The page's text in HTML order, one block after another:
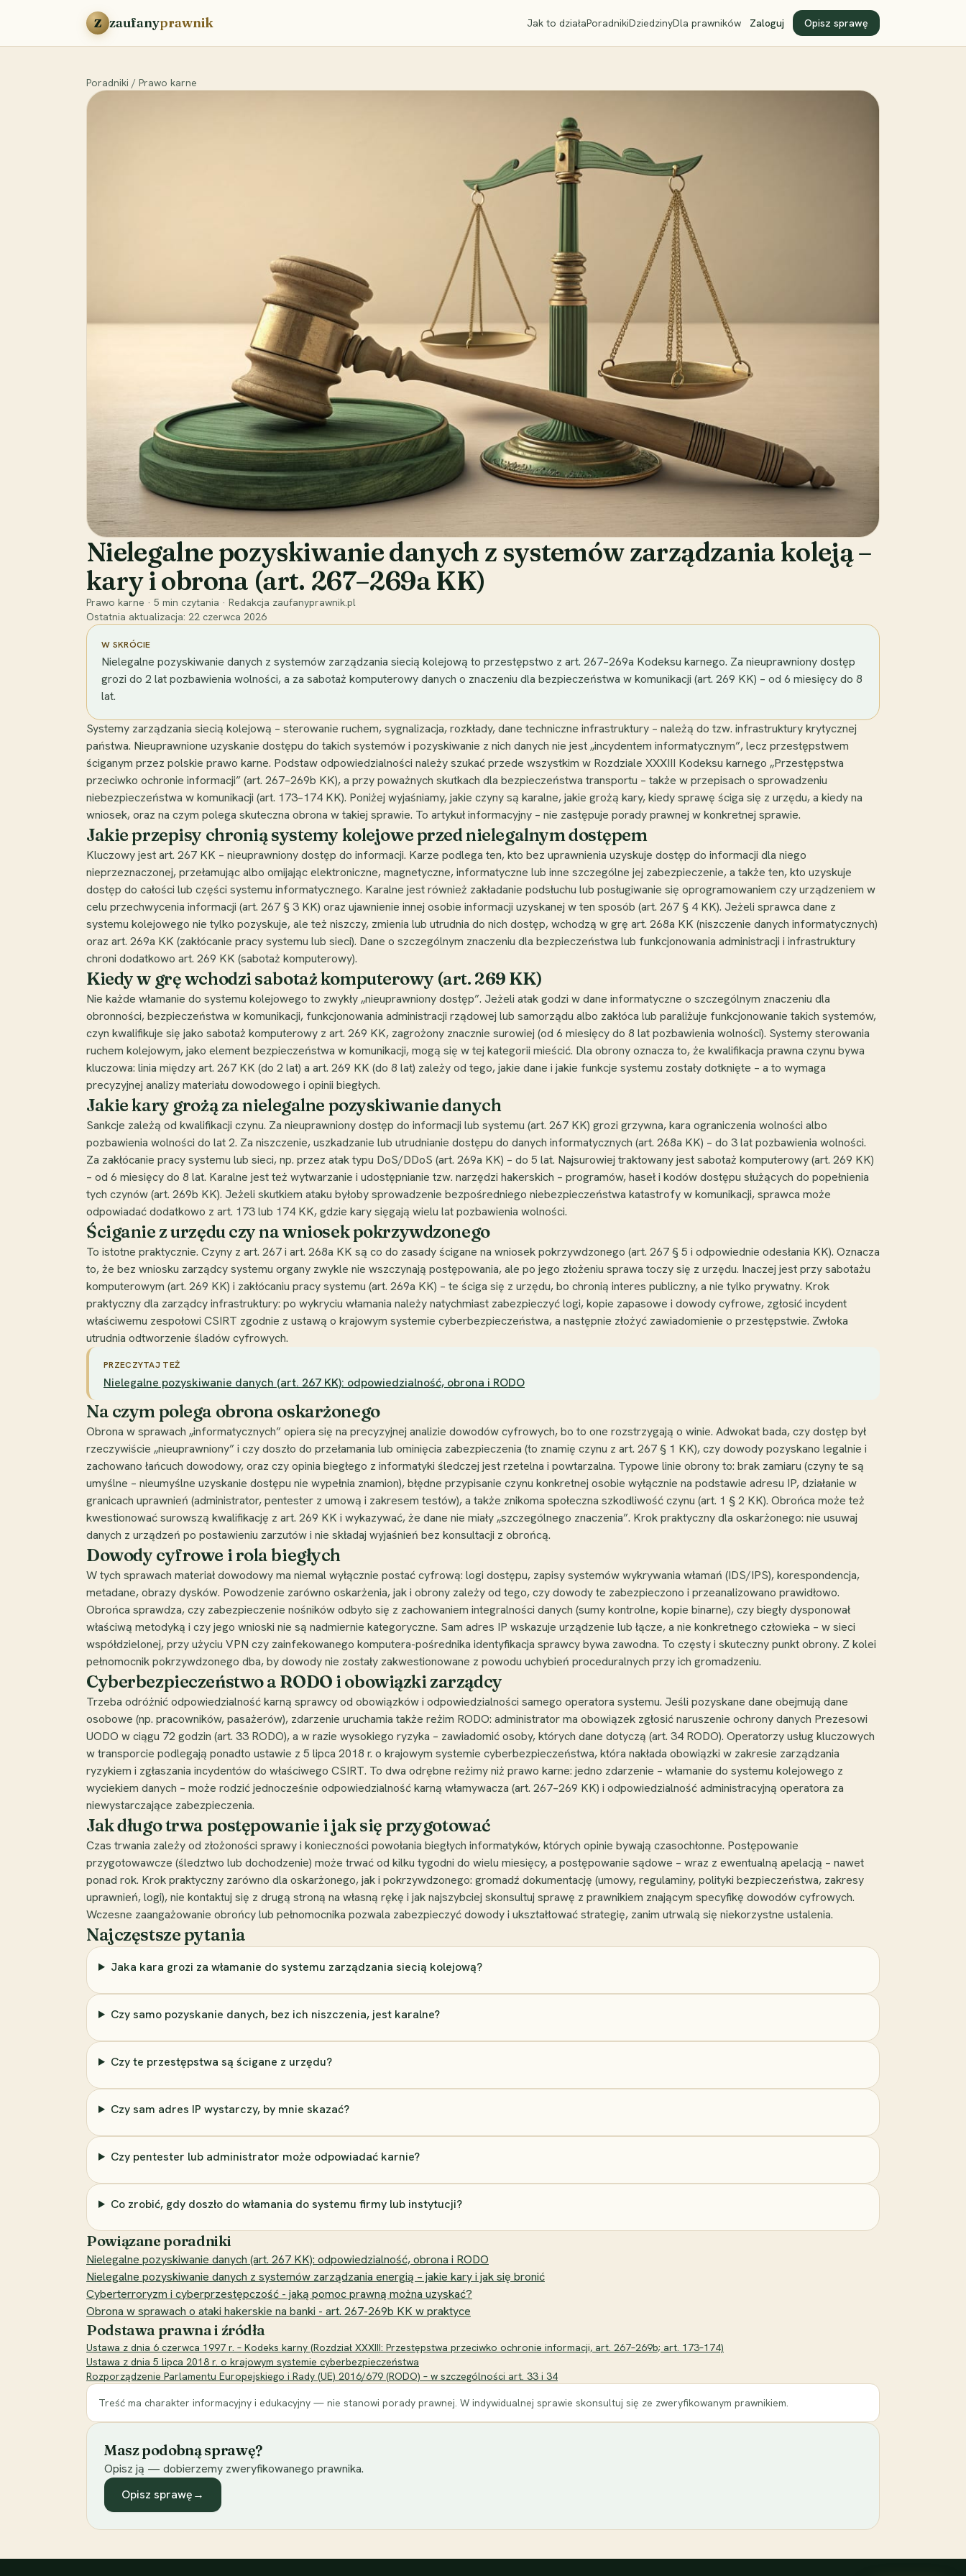
Przejdź do treści
Z zaufanyprawnik Jak to działaPoradnikiDziedzinyDla prawników Zaloguj Opisz sprawę
Poradniki / Prawo karne
Nielegalne pozyskiwanie danych z systemów zarządzania koleją –
kary i obrona (art. 267–269a KK)
Prawo karne · 5 min czytania · Redakcja zaufanyprawnik.pl
Ostatnia aktualizacja: 22 czerwca 2026
W SKRÓCIE
Nielegalne pozyskiwanie danych z systemów zarządzania siecią kolejową to przestępstwo z art. 267–269a Kodeksu karnego. Za nieuprawniony dostęp
grozi do 2 lat pozbawienia wolności, a za sabotaż komputerowy danych o znaczeniu dla bezpieczeństwa w komunikacji (art. 269 KK) – od 6 miesięcy do 8
lat.
Systemy zarządzania siecią kolejową – sterowanie ruchem, sygnalizacja, rozkłady, dane techniczne infrastruktury – należą do tzw. infrastruktury krytycznej
państwa. Nieuprawnione uzyskanie dostępu do takich systemów i pozyskiwanie z nich danych nie jest „incydentem informatycznym”, lecz przestępstwem
ściganym przez polskie prawo karne. Podstaw odpowiedzialności należy szukać przede wszystkim w Rozdziale XXXIII Kodeksu karnego „Przestępstwa
przeciwko ochronie informacji” (art. 267–269b KK), a przy poważnych skutkach dla bezpieczeństwa transportu – także w przepisach o sprowadzeniu
niebezpieczeństwa w komunikacji (art. 173–174 KK). Poniżej wyjaśniamy, jakie czyny są karalne, jakie grożą kary, kiedy sprawę ściga się z urzędu, a kiedy na
wniosek, oraz na czym polega skuteczna obrona w takiej sprawie. To artykuł informacyjny – nie zastępuje porady prawnej w konkretnej sprawie.
Jakie przepisy chronią systemy kolejowe przed nielegalnym dostępem
Kluczowy jest art. 267 KK – nieuprawniony dostęp do informacji. Karze podlega ten, kto bez uprawnienia uzyskuje dostęp do informacji dla niego
nieprzeznaczonej, przełamując albo omijając elektroniczne, magnetyczne, informatyczne lub inne szczególne jej zabezpieczenie, a także ten, kto uzyskuje
dostęp do całości lub części systemu informatycznego. Karalne jest również zakładanie podsłuchu lub posługiwanie się oprogramowaniem czy urządzeniem w
celu przechwycenia informacji (art. 267 § 3 KK) oraz ujawnienie innej osobie informacji uzyskanej w ten sposób (art. 267 § 4 KK). Jeżeli sprawca dane z
systemu kolejowego nie tylko pozyskuje, ale też niszczy, zmienia lub utrudnia do nich dostęp, wchodzą w grę art. 268a KK (niszczenie danych informatycznych)
oraz art. 269a KK (zakłócanie pracy systemu lub sieci). Dane o szczególnym znaczeniu dla bezpieczeństwa lub funkcjonowania administracji i infrastruktury
chroni dodatkowo art. 269 KK (sabotaż komputerowy).
Kiedy w grę wchodzi sabotaż komputerowy (art. 269 KK)
Nie każde włamanie do systemu kolejowego to zwykły „nieuprawniony dostęp”. Jeżeli atak godzi w dane informatyczne o szczególnym znaczeniu dla
obronności, bezpieczeństwa w komunikacji, funkcjonowania administracji rządowej lub samorządu albo zakłóca lub paraliżuje funkcjonowanie takich systemów,
czyn kwalifikuje się jako sabotaż komputerowy z art. 269 KK, zagrożony znacznie surowiej (od 6 miesięcy do 8 lat pozbawienia wolności). Systemy sterowania
ruchem kolejowym, jako element bezpieczeństwa w komunikacji, mogą się w tej kategorii mieścić. Dla obrony oznacza to, że kwalifikacja prawna czynu bywa
kluczowa: linia między art. 267 KK (do 2 lat) a art. 269 KK (do 8 lat) zależy od tego, jakie dane i jakie funkcje systemu zostały dotknięte – a to wymaga
precyzyjnej analizy materiału dowodowego i opinii biegłych.
Jakie kary grożą za nielegalne pozyskiwanie danych
Sankcje zależą od kwalifikacji czynu. Za nieuprawniony dostęp do informacji lub systemu (art. 267 KK) grozi grzywna, kara ograniczenia wolności albo
pozbawienia wolności do lat 2. Za niszczenie, uszkadzanie lub utrudnianie dostępu do danych informatycznych (art. 268a KK) – do 3 lat pozbawienia wolności.
Za zakłócanie pracy systemu lub sieci, np. przez atak typu DoS/DDoS (art. 269a KK) – do 5 lat. Najsurowiej traktowany jest sabotaż komputerowy (art. 269 KK)
– od 6 miesięcy do 8 lat. Karalne jest też wytwarzanie i udostępnianie tzw. narzędzi hakerskich – programów, haseł i kodów dostępu służących do popełnienia
tych czynów (art. 269b KK). Jeżeli skutkiem ataku byłoby sprowadzenie bezpośredniego niebezpieczeństwa katastrofy w komunikacji, sprawca może
odpowiadać dodatkowo z art. 173 lub 174 KK, gdzie kary sięgają wielu lat pozbawienia wolności.
Ściganie z urzędu czy na wniosek pokrzywdzonego
To istotne praktycznie. Czyny z art. 267 i art. 268a KK są co do zasady ścigane na wniosek pokrzywdzonego (art. 267 § 5 i odpowiednie odesłania KK). Oznacza
to, że bez wniosku zarządcy systemu organy zwykle nie wszczynają postępowania, ale po jego złożeniu sprawa toczy się z urzędu. Inaczej jest przy sabotażu
komputerowym (art. 269 KK) i zakłócaniu pracy systemu (art. 269a KK) – te ściga się z urzędu, bo chronią interes publiczny, a nie tylko prywatny. Krok
praktyczny dla zarządcy infrastruktury: po wykryciu włamania należy natychmiast zabezpieczyć logi, kopie zapasowe i dowody cyfrowe, zgłosić incydent
właściwemu zespołowi CSIRT zgodnie z ustawą o krajowym systemie cyberbezpieczeństwa, a następnie złożyć zawiadomienie o przestępstwie. Zwłoka
utrudnia odtworzenie śladów cyfrowych.
PRZECZYTAJ TEŻ
Nielegalne pozyskiwanie danych (art. 267 KK): odpowiedzialność, obrona i RODO
Na czym polega obrona oskarżonego
Obrona w sprawach „informatycznych” opiera się na precyzyjnej analizie dowodów cyfrowych, bo to one rozstrzygają o winie. Adwokat bada, czy dostęp był
rzeczywiście „nieuprawniony” i czy doszło do przełamania lub ominięcia zabezpieczenia (to znamię czynu z art. 267 § 1 KK), czy dowody pozyskano legalnie i
zachowano łańcuch dowodowy, oraz czy opinia biegłego z informatyki śledczej jest rzetelna i powtarzalna. Typowe linie obrony to: brak zamiaru (czyny te są
umyślne – nieumyślne uzyskanie dostępu nie wypełnia znamion), błędne przypisanie czynu konkretnej osobie wyłącznie na podstawie adresu IP, działanie w
granicach uprawnień (administrator, pentester z umową i zakresem testów), a także znikoma społeczna szkodliwość czynu (art. 1 § 2 KK). Obrońca może też
kwestionować surowszą kwalifikację z art. 269 KK i wykazywać, że dane nie miały „szczególnego znaczenia”. Krok praktyczny dla oskarżonego: nie usuwaj
danych z urządzeń po postawieniu zarzutów i nie składaj wyjaśnień bez konsultacji z obrońcą.
Dowody cyfrowe i rola biegłych
W tych sprawach materiał dowodowy ma niemal wyłącznie postać cyfrową: logi dostępu, zapisy systemów wykrywania włamań (IDS/IPS), korespondencja,
metadane, obrazy dysków. Powodzenie zarówno oskarżenia, jak i obrony zależy od tego, czy dowody te zabezpieczono i przeanalizowano prawidłowo.
Obrońca sprawdza, czy zabezpieczenie nośników odbyło się z zachowaniem integralności danych (sumy kontrolne, kopie binarne), czy biegły dysponował
właściwą metodyką i czy jego wnioski nie są nadmiernie kategoryczne. Sam adres IP wskazuje urządzenie lub łącze, a nie konkretnego człowieka – w sieci
współdzielonej, przy użyciu VPN czy zainfekowanego komputera-pośrednika identyfikacja sprawcy bywa zawodna. To częsty i skuteczny punkt obrony. Z kolei
pełnomocnik pokrzywdzonego dba, by dowody nie zostały zakwestionowane z powodu uchybień proceduralnych przy ich gromadzeniu.
Cyberbezpieczeństwo a RODO i obowiązki zarządcy
Trzeba odróżnić odpowiedzialność karną sprawcy od obowiązków i odpowiedzialności samego operatora systemu. Jeśli pozyskane dane obejmują dane
osobowe (np. pracowników, pasażerów), zdarzenie uruchamia także reżim RODO: administrator ma obowiązek zgłosić naruszenie ochrony danych Prezesowi
UODO w ciągu 72 godzin (art. 33 RODO), a w razie wysokiego ryzyka – zawiadomić osoby, których dane dotyczą (art. 34 RODO). Operatorzy usług kluczowych
w transporcie podlegają ponadto ustawie z 5 lipca 2018 r. o krajowym systemie cyberbezpieczeństwa, która nakłada obowiązki w zakresie zarządzania
ryzykiem i zgłaszania incydentów do właściwego CSIRT. To dwa odrębne reżimy niż prawo karne: jedno zdarzenie – włamanie do systemu kolejowego z
wyciekiem danych – może rodzić jednocześnie odpowiedzialność karną włamywacza (art. 267–269 KK) i odpowiedzialność administracyjną operatora za
niewystarczające zabezpieczenia.
Jak długo trwa postępowanie i jak się przygotować
Czas trwania zależy od złożoności sprawy i konieczności powołania biegłych informatyków, których opinie bywają czasochłonne. Postępowanie
przygotowawcze (śledztwo lub dochodzenie) może trwać od kilku tygodni do wielu miesięcy, a postępowanie sądowe – wraz z ewentualną apelacją – nawet
ponad rok. Krok praktyczny zarówno dla oskarżonego, jak i pokrzywdzonego: gromadź dokumentację (umowy, regulaminy, polityki bezpieczeństwa, zakresy
uprawnień, logi), nie kontaktuj się z drugą stroną na własną rękę i jak najszybciej skonsultuj sprawę z prawnikiem znającym specyfikę dowodów cyfrowych.
Wczesne zaangażowanie obrońcy lub pełnomocnika pozwala zabezpieczyć dowody i ukształtować strategię, zanim utrwalą się niekorzystne ustalenia.
Najczęstsze pytania
Jaka kara grozi za włamanie do systemu zarządzania siecią kolejową?
Czy samo pozyskanie danych, bez ich niszczenia, jest karalne?
Czy te przestępstwa są ścigane z urzędu?
Czy sam adres IP wystarczy, by mnie skazać?
Czy pentester lub administrator może odpowiadać karnie?
Co zrobić, gdy doszło do włamania do systemu firmy lub instytucji?
Powiązane poradniki
Nielegalne pozyskiwanie danych (art. 267 KK): odpowiedzialność, obrona i RODO
Nielegalne pozyskiwanie danych z systemów zarządzania energią – jakie kary i jak się bronić
Cyberterroryzm i cyberprzestępczość - jaką pomoc prawną można uzyskać?
Obrona w sprawach o ataki hakerskie na banki - art. 267-269b KK w praktyce
Podstawa prawna i źródła
Ustawa z dnia 6 czerwca 1997 r. – Kodeks karny (Rozdział XXXIII: Przestępstwa przeciwko ochronie informacji, art. 267–269b; art. 173–174)
Ustawa z dnia 5 lipca 2018 r. o krajowym systemie cyberbezpieczeństwa
Rozporządzenie Parlamentu Europejskiego i Rady (UE) 2016/679 (RODO) – w szczególności art. 33 i 34
Treść ma charakter informacyjny i edukacyjny — nie stanowi porady prawnej. W indywidualnej sprawie skonsultuj się ze zweryfikowanym prawnikiem.
Masz podobną sprawę?
Opisz ją — dobierzemy zweryfikowanego prawnika.
Opisz sprawę→